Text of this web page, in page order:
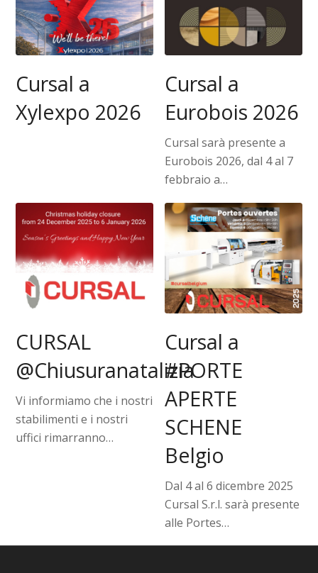
Cursal a
Xylexpo 2026
Cursal a
Eurobois 2026
Cursal sarà presente a
Eurobois 2026, dal 4 al 7
febbraio a…
CURSAL
@Chiusuranatalizia
Vi informiamo che i nostri
stabilimenti e i nostri
uffici rimarranno…
Cursal a
#PORTE
APERTE
SCHENE
Belgio
Dal 4 al 6 dicembre 2025
Cursal S.r.l. sarà presente
alle Portes…